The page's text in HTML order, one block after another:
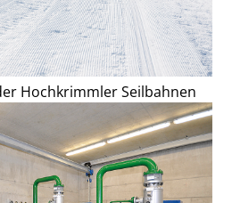
Hochkrimmler Seilbahnen